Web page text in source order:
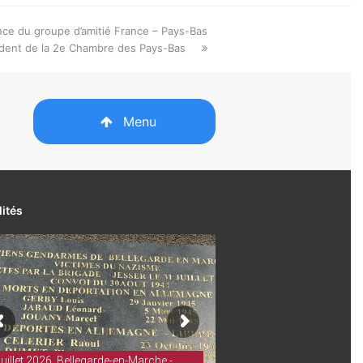
du groupe d’amitié France – Pays-Bas
de la 2e Chambre des Pays-Bas
Menu